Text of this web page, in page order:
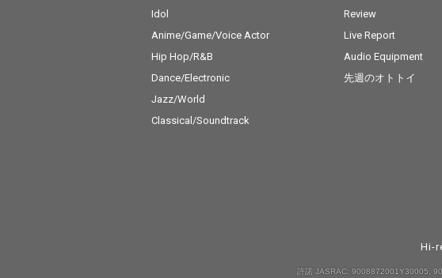
Idol
Anime/Game/Voice Actor
Hip Hop/R&B
Dance/Electronic
Jazz/World
Classical/Soundtrack
Review
Live Report
Audio Equipment
先週のオトトイ
Hi-
許諾 JASRAC: 9008872001Y30005,